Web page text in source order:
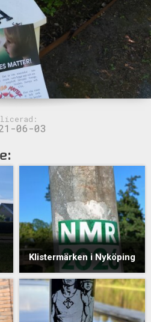
06-03
Klistermärken i Nyköping